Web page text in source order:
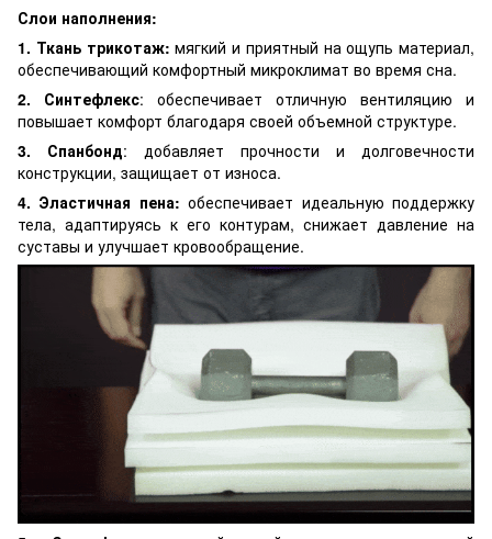
Слои наполнения:
1. Ткань трикотаж: мягкий и приятный на ощупь материал,
обеспечивающий комфортный микроклимат во время сна.
2. Синтефлекс: обеспечивает отличную вентиляцию и
повышает комфорт благодаря своей объемной структуре.
3. Спанбонд: добавляет прочности и долговечности
конструкции, защищает от износа.
4. Эластичная пена: обеспечивает идеальную поддержку
тела, адаптируясь к его контурам, снижает давление на
суставы и улучшает кровообращение.